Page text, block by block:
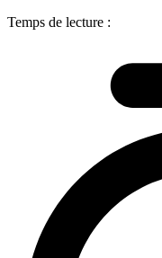
Temps de lecture :